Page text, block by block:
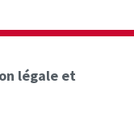
légale et